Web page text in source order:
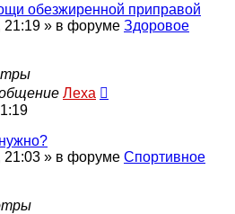
обезжиренной приправой
21:19 » в форуме Здоровое
Леха
21:03 » в форуме Спортивное